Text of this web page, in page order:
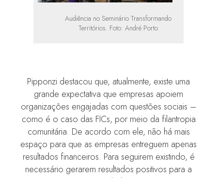
Audiência no Seminário Transformando
Territórios. Foto: André Porto
Pipponzi destacou que, atualmente, existe uma
grande expectativa que empresas apoiem
organizações engajadas com questões sociais –
como é o caso das FICs, por meio da filantropia
comunitária. De acordo com ele, não há mais
espaço para que as empresas entreguem apenas
resultados financeiros. Para seguirem existindo, é
necessário gerarem resultados positivos para a